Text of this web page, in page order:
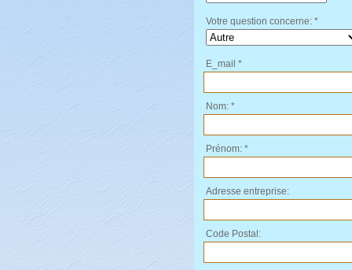
Votre question concerne: *
E_mail *
Nom: *
Prénom: *
Adresse entreprise:
Code Postal: